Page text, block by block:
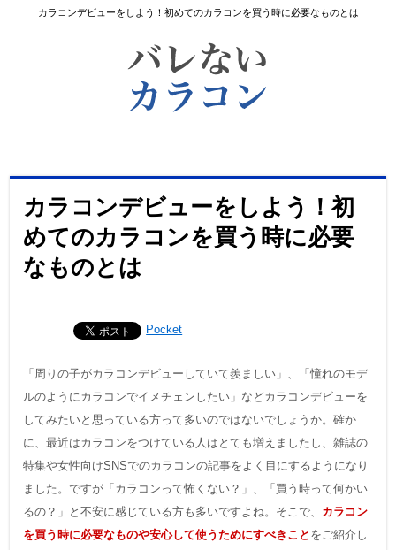
カラコンデビューをしよう！初めてのカラコンを買う時に必要なものとは
カラコンデビューをしよう！初
めてのカラコンを買う時に必要
なものとは
Pocket
「周りの子がカラコンデビューしていて羨ましい」、「憧れのモデ
ルのようにカラコンでイメチェンしたい」などカラコンデビューを
してみたいと思っている方って多いのではないでしょうか。確か
に、最近はカラコンをつけている人はとても増えましたし、雑誌の
特集や女性向けSNSでのカラコンの記事をよく目にするようになり
ました。ですが「カラコンって怖くない？」、「買う時って何かい
るの？」と不安に感じている方も多いですよね。そこで、 カラコン
を買う時に必要なものや安心して使うためにすべきこと をご紹介し